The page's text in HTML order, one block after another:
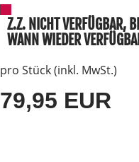
Z.Z. NICHT VERFÜGBAR,
WANN WIEDER
pro Stück (inkl. MwSt.)
79,95 EUR